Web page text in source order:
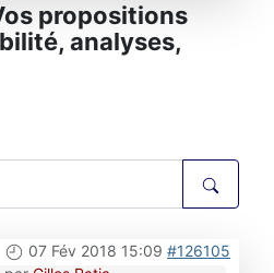
propositions
analyses,
07 Fév 2018 15:09 #126105